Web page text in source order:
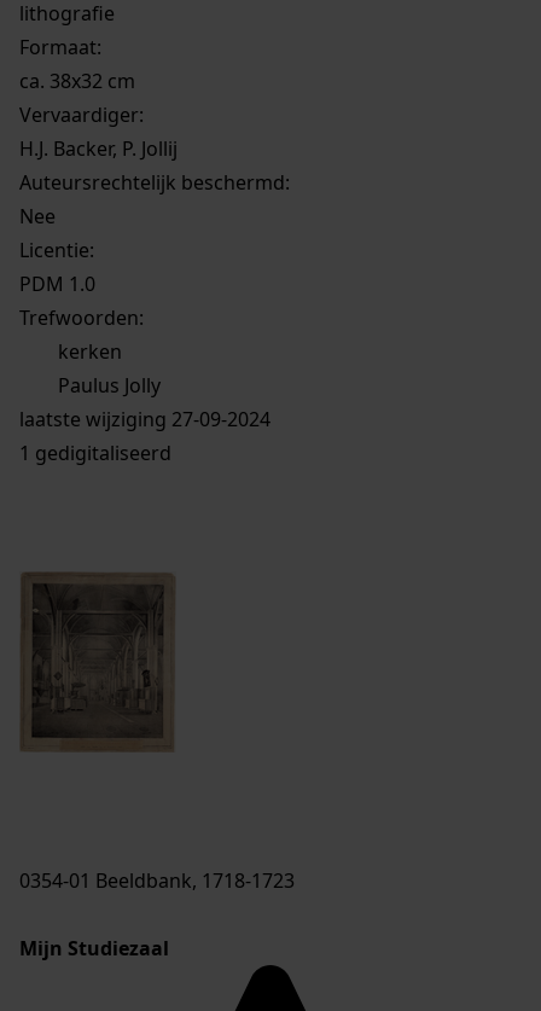
lithografie
Formaat:
ca. 38x32 cm
Vervaardiger:
H.J. Backer, P. Jollij
Auteursrechtelijk beschermd:
Nee
Licentie:
PDM 1.0
Trefwoorden:
kerken
Paulus Jolly
laatste wijziging 27-09-2024
1 gedigitaliseerd
0354-01 Beeldbank, 1718-1723
Mijn Studiezaal